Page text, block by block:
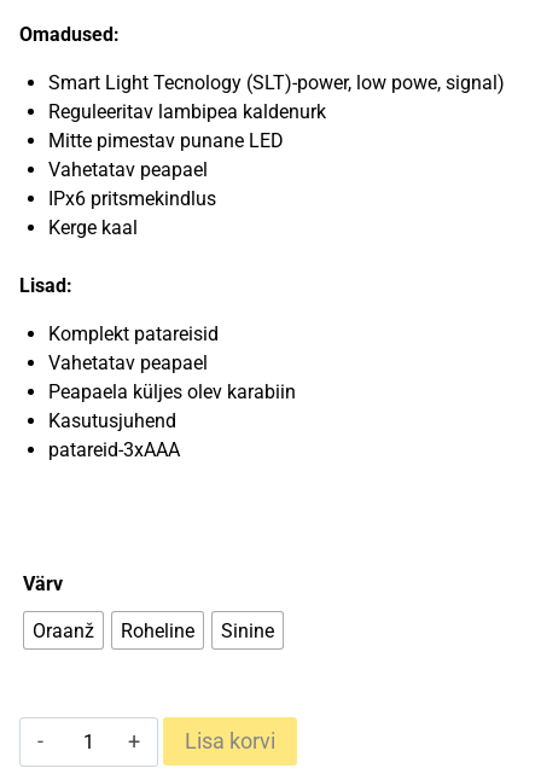
Omadused:
Smart Light Tecnology (SLT)-power, low powe, signal)
Reguleeritav lambipea kaldenurk
Mitte pimestav punane LED
Vahetatav peapael
IPx6 pritsmekindlus
Kerge kaal
Lisad:
Komplekt patareisid
Vahetatav peapael
Peapaela küljes olev karabiin
Kasutusjuhend
patareid-3xAAA
Värv
Oraanž Roheline Sinine
Ledlenser
SEO3
Lisa korvi